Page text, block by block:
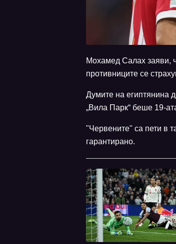
Мохамед Салах заяви,
противниците се
Думите на египтянина
„Вила Парк“ беше 19-
"Червените" са пети в
гарантирано.